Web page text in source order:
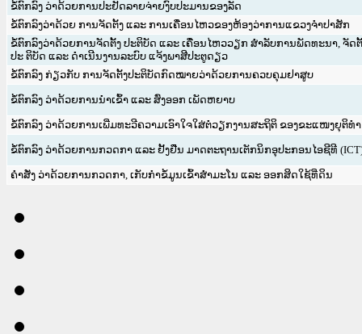
ຂໍ້ຕົກລົງ ວ່າດ້ວຍການປະຢັດລາຍຈ່າຍງົບປະມານຂອງລັດ
ຂໍ້ຕົກລົງວ່າດ້ວຍ ການຈັດຕັ້ງ ແລະ ການເຄື່ອນໄຫວຂອງຫ້ອງວ່າການແຂວງຈຳປາສັກ
ຂໍ້ຕົກລົງວ່າດ້ວຍການຈັດຕັ້ງ ປະຕິບັດ ແລະ ເຄື່ອນໄຫວວຽກ ສຳລັບການພັດທະນາ, ຈັດ
ປະ ຕິບັດ ແລະ ດຳເນີນງານລະບົບ ແຈ້ງພາສີປະຕູດຽວ
ຂໍ້ຕົກລົງ ກ່ຽວກັບ ການຈັດຕັ້ງປະຕິບັດກົດໝາຍວ່າດ້ວຍການຄວບຄຸມຢາສູບ
ຂໍ້ຕົກລົງ ວ່າດ້ວຍການນຳເຂົ້າ ແລະ ສົ່ງອອກ ເພັດຫຍາບ
ຂໍ້ຕົກລົງ ວ່າດ້ວຍການເພີ່ມທະວີຄວາມເອົາໃຈໃສ່ຕໍ່ວຽກງານສະຖິຕິ ຂອງຂະແໜງຍຸຕິທຳ
ຂໍ້ຕົກລົງ ວ່າດ້ວຍການກວດກາ ແລະ ຢັ້ງຢືນ ມາດຕະຖານເຕັກນິກອຸປະກອນໄອຊີທີ
ຄຳສັ່ງ ວ່າດ້ວຍການກວດກາ, ເກັບກຳຂໍ້ມູນເຂົ້າສຳມະໂນ ແລະ ອອກສິດໃຊ້ທີ່ດິນ